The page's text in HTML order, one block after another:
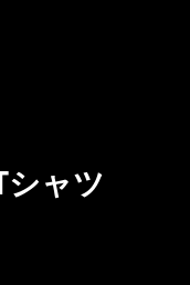
ャツ